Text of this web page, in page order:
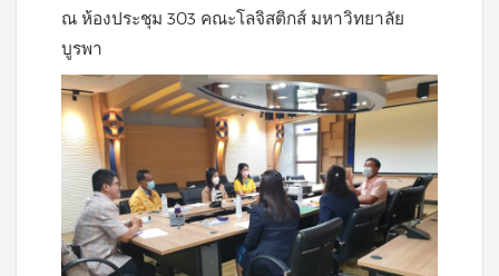
ณ ห้องประชุม 303 คณะโลจิสติกส์ มหาวิทยาลัย
บูรพา